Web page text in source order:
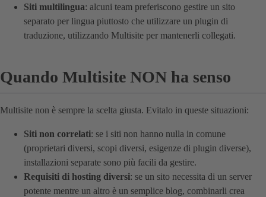
Siti multilingua: alcuni team preferiscono gestire un sito
separato per lingua piuttosto che utilizzare un plugin di
traduzione, utilizzando Multisite per mantenerli collegati.
Quando Multisite NON ha senso
Multisite non è sempre la scelta giusta. Evitalo in queste situazioni:
Siti non correlati: se i siti non hanno nulla in comune
(proprietari diversi, scopi diversi, esigenze di plugin diverse),
installazioni separate sono più facili da gestire.
Requisiti di hosting diversi: se un sito necessita di un server
potente mentre un altro è un semplice blog, combinarli crea